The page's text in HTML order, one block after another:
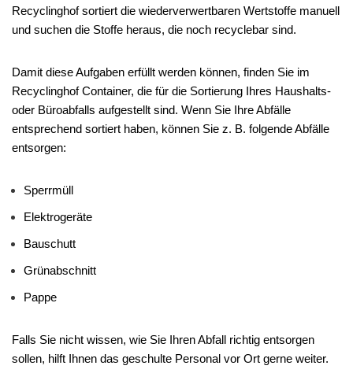
Recyclinghof sortiert die wiederverwertbaren Wertstoffe manuell
und suchen die Stoffe heraus, die noch recyclebar sind.
Damit diese Aufgaben erfüllt werden können, finden Sie im
Recyclinghof Container, die für die Sortierung Ihres Haushalts-
oder Büroabfalls aufgestellt sind. Wenn Sie Ihre Abfälle
entsprechend sortiert haben, können Sie z. B. folgende Abfälle
entsorgen:
Sperrmüll
Elektrogeräte
Bauschutt
Grünabschnitt
Pappe
Falls Sie nicht wissen, wie Sie Ihren Abfall richtig entsorgen
sollen, hilft Ihnen das geschulte Personal vor Ort gerne weiter.